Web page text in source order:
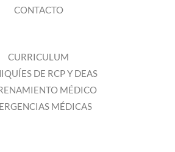
CONTACTO
CURRICULUM
DE RCP Y DEAS
MÉDICO
MÉDICAS